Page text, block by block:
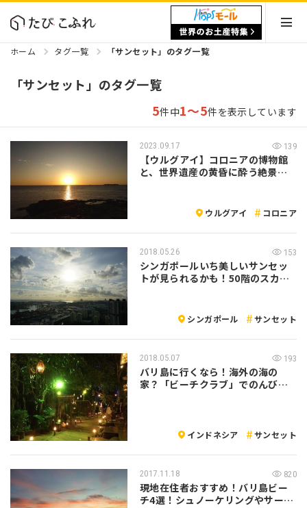
ホーム タグ一覧 「サンセット」のタグ一覧
「サンセット」のタグ一覧
5件中1～5件を表示しています
2023.09.17 139
【ウルグアイ】コロニアの博物館
と、世界遺産の黄昏に酔う絶景夕
ウルグアイ コロニア
2018.05.26 153
シンガポールいち美しいサンセッ
トが見られるかも！50階のスカイ
シンガポール サンセット
2018.05.07 193
バリ島に行くなら！海外の海の
家？「ビーチクラブ」でのんびり
インドネシア サンセット
2017.11.18 820
現地在住者おすすめ！バリ島ビー
チ4選！シュノーケリングやサーフ